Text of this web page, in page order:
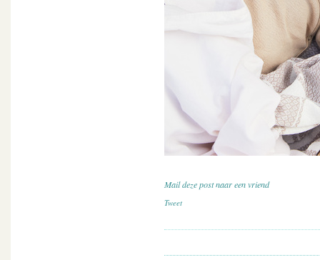
Mail deze post naar een vriend
Tweet